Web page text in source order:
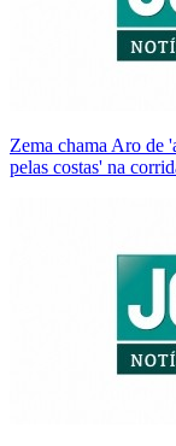
Zema chama Aro de
pelas costas' na